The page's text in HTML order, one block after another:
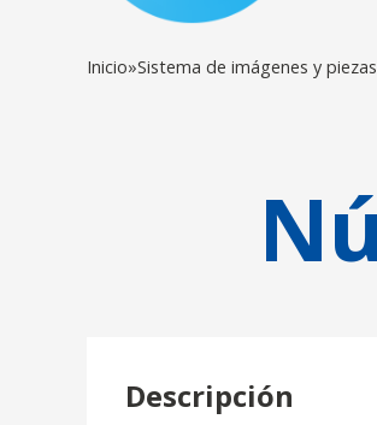
Inicio»Sistema de imágenes y piezas
Descripción